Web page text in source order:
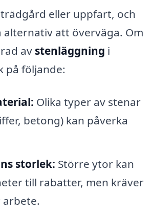
eller uppfart, och
att överväga. Om
av stenläggning i
på följande:
Olika typer av stenar
betong) kan påverka
storlek: Större ytor kan
till rabatter, men kräver
arbete.